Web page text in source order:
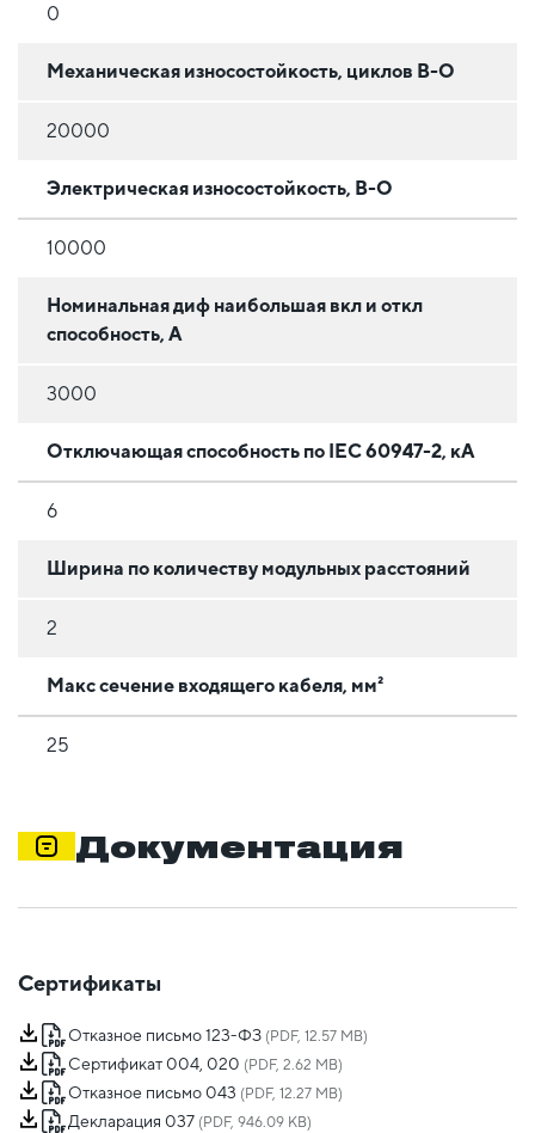
0
Механическая износостойкость, циклов В-О
20000
Электрическая износостойкость, В-О
10000
Номинальная диф наибольшая вкл и откл
способность, А
3000
Отключающая способность по IEC 60947-2, кА
6
Ширина по количеству модульных расстояний
2
Макс сечение входящего кабеля, мм²
25
Документация
Сертификаты
Отказное письмо 123-ФЗ (PDF, 12.57 MB)
Сертификат 004, 020 (PDF, 2.62 MB)
Отказное письмо 043 (PDF, 12.27 MB)
Декларация 037 (PDF, 946.09 KB)